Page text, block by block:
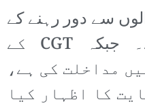
سے دور رہنے کے
بہانے ڈھونڈ رہا ہے۔ جبکہ CGT کے
مداخلت کی ہے،
کا اظہار کیا